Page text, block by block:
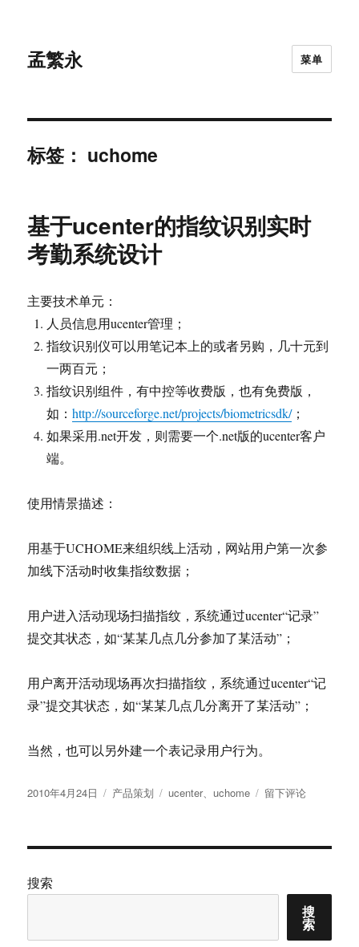
孟繁永 菜单
标签： uchome
基于ucenter的指纹识别实时
考勤系统设计
主要技术单元：
人员信息用ucenter管理；
指纹识别仪可以用笔记本上的或者另购，几十元到
一两百元；
指纹识别组件，有中控等收费版，也有免费版，
如：http://sourceforge.net/projects/biometricsdk/；
如果采用.net开发，则需要一个.net版的ucenter客户
端。
使用情景描述：
用基于UCHOME来组织线上活动，网站用户第一次参
加线下活动时收集指纹数据；
用户进入活动现场扫描指纹，系统通过ucenter“记录”
提交其状态，如“某某几点几分参加了某活动”；
用户离开活动现场再次扫描指纹，系统通过ucenter“记
录”提交其状态，如“某某几点几分离开了某活动”；
当然，也可以另外建一个表记录用户行为。
发
2010年4月24日
分
产品策划
标
ucenter、 uchome
于
ucenter
纹
实
留下评论
搜索
搜
索